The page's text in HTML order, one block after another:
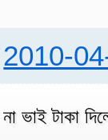
2010-
না ভাই টাকা